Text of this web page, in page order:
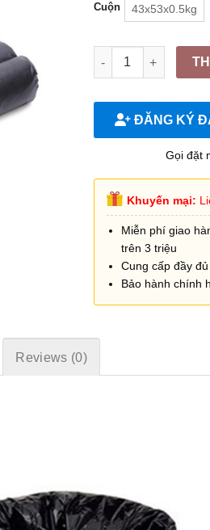
Cuộn 43x53x0.5kg
Túi rác
ĐĂNG KÝ
Gọi đặt
Khuyến mại:
Miễn phí giao
trên 3 triệu
Cung cấp đầy
Bảo hành chính
Reviews (0)